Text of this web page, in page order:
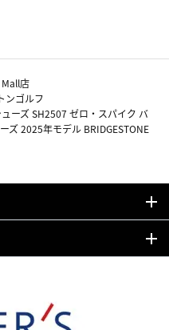
Mall店
ンゴルフ
ーズ SH2507 ゼロ・スパイク バ
ズ 2025年モデル BRIDGESTONE